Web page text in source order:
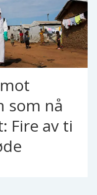
som nå
Fire av ti